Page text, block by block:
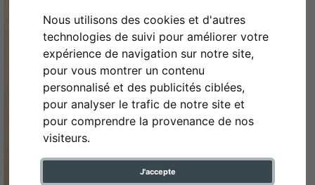
Nous utilisons des cookies et d'autres
technologies de suivi pour améliorer votre
expérience de navigation sur notre site,
pour vous montrer un contenu
personnalisé et des publicités ciblées,
pour analyser le trafic de notre site et
pour comprendre la provenance de nos
visiteurs.
J'accepte
Retour